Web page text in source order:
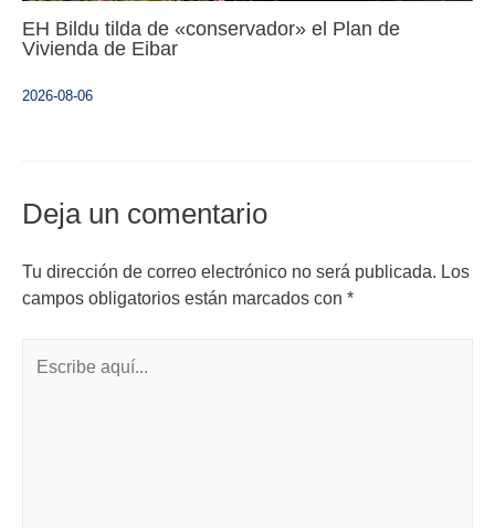
EH Bildu tilda de «conservador» el Plan de
Vivienda de Eibar
2026-08-06
Deja un comentario
Tu dirección de correo electrónico no será publicada. Los
campos obligatorios están marcados con *